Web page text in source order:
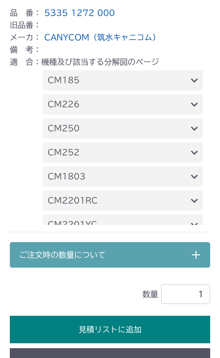
品 番：
5335 1272 000
旧品番：
メーカ： CANYCOM（筑水キャニコム）
備 考：
適 合：機種及び該当する分解図のページ
CM185
本体 FIG8 リアカバー
CM226
本体 FIG10 リアカバー
CM250
本体 FIG7 リアカバー
CM252
本体 FIG7 リアカバー
CM1803
本体 FIG10 リアカバー
CM2201RC
本体 FIG10 リアカバー
CM2201YC
本体 FIG7 リアカバー
CMX186
ご注文時の数量について
数量
見積リストに追加